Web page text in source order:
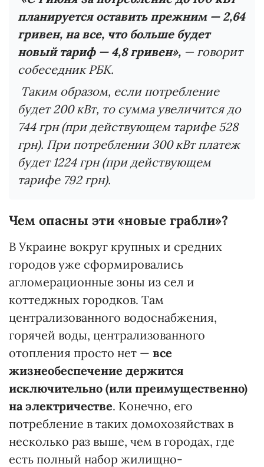
планируется оставить прежним — 2,64
гривен, на все, что больше будет
новый тариф — 4,8 гривен», — говорит
собеседник РБК.
Таким образом, если потребление
будет 200 кВт, то сумма увеличится до
744 грн (при действующем тарифе 528
грн). При потреблении 300 кВт платеж
будет 1224 грн (при действующем
тарифе 792 грн).
Чем опасны эти «новые грабли»?
В Украине вокруг крупных и средних
городов уже сформировались
агломерационные зоны из сел и
коттеджных городков. Там
централизованного водоснабжения,
горячей воды, централизованного
отопления просто нет — все
жизнеобеспечение держится
исключительно (или преимущественно)
на электричестве. Конечно, его
потребление в таких домохозяйствах в
несколько раз выше, чем в городах, где
есть полный набор жилищно-